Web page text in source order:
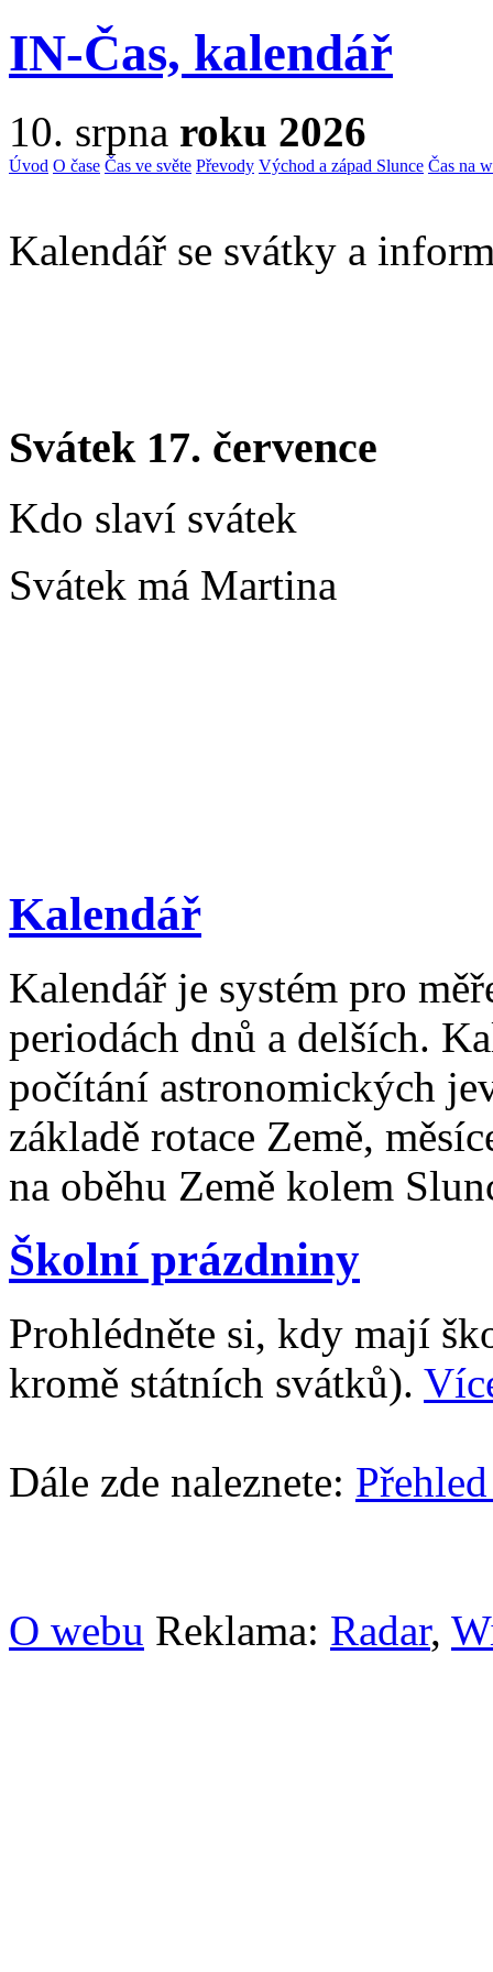
IN-Čas, kalendář
10. srpna roku 2026
Úvod O čase Čas ve světe Převody Východ a západ Slunce Čas na
Kalendář se svátky a
Svátek 17. července
Kdo slaví svátek
Svátek má Martina
Kalendář
Kalendář je systém pro
periodách dnů a delších.
počítání astronomických
základě rotace Země,
na oběhu Země kolem
Školní prázdniny
Prohlédněte si, kdy mají
kromě státních svátků).
Dále zde naleznete:
O webu Reklama: Radar,